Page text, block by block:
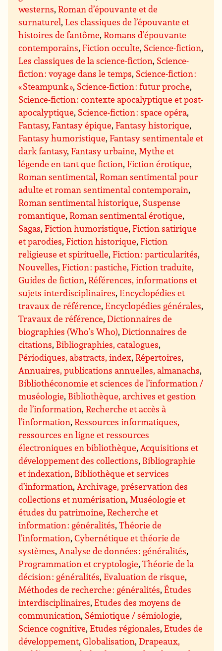
westerns,Roman d’épouvante et de
surnaturel,Les classiques de l’épouvante et
histoires de fantôme,Romans d’épouvante
contemporains,Fiction occulte, Science-fiction,
Les classiques de la science-fiction, Science-
fiction : voyage dans le temps, Science-fiction :
« Steampunk », Science-fiction : futur proche,
Science-fiction : contexte apocalyptique et post-
apocalyptique, Science-fiction : space opéra,
Fantasy,Fantasy épique,Fantasy historique,
Fantasy humoristique,Fantasy sentimentale et
dark fantasy,Fantasy urbaine,Mythe et
légende en tant que fiction,Fiction érotique,
Roman sentimental,Roman sentimental pour
adulte et roman sentimental contemporain,
Roman sentimental historique, Suspense
romantique,Roman sentimental érotique,
Sagas,Fiction humoristique,Fiction satirique
et parodies,Fiction historique,Fiction
religieuse et spirituelle,Fiction : particularités,
Nouvelles,Fiction : pastiche,Fiction traduite,
Guides de fiction,Références, informations et
sujets interdisciplinaires,Encyclopédies et
travaux de référence,Encyclopédies générales,
Travaux de référence,Dictionnaires de
biographies (Who’s Who),Dictionnaires de
citations, Bibliographies, catalogues,
Périodiques, abstracts, index,Répertoires,
Annuaires, publications annuelles, almanachs,
Bibliothéconomie et sciences de l’information /
muséologie, Bibliothèque, archives et gestion
de l’information,Recherche et accès à
l’information,Ressources informatiques,
ressources en ligne et ressources
électroniques en bibliothèque,Acquisitions et
développement des collections, Bibliographie
et indexation, Bibliothèque et services
d’information,Archivage, préservation des
collections et numérisation,Muséologie et
études du patrimoine,Recherche et
information : généralités,Théorie de
l’information,Cybernétique et théorie de
systèmes,Analyse de données : généralités,
Programmation et cryptologie,Théorie de la
décision : généralités,Evaluation de risque,
Méthodes de recherche : généralités,Études
interdisciplinaires,Etudes des moyens de
communication, Sémiotique / sémiologie,
Science cognitive,Etudes régionales,Etudes de
développement,Globalisation,Drapeaux,